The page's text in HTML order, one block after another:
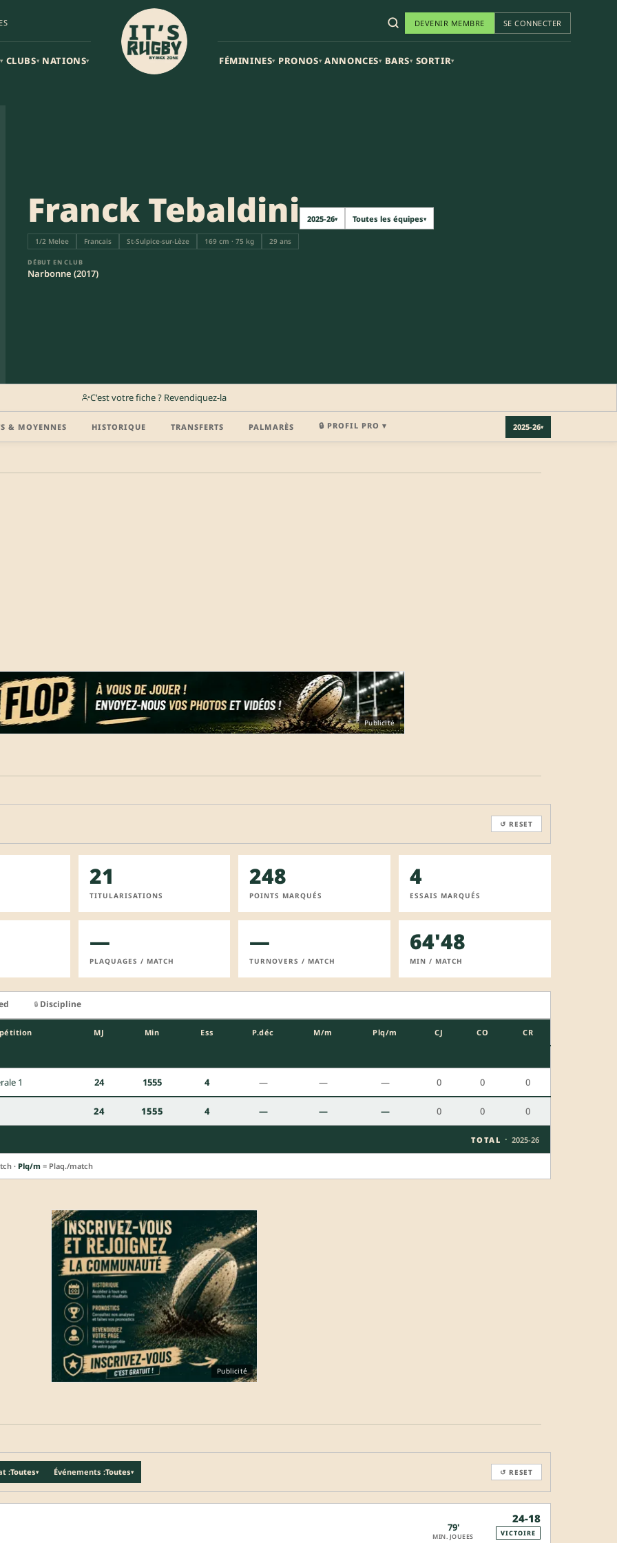
▾ CLUBS▾ NATIONS▾
DEVENIR MEMBRE SE CONNECTER
FÉMININES▾ PRONOS▾ ANNONCES▾ BARS▾ SORTIR▾
Franck Tebaldini 2025-26▾ Toutes les équipes▾
1/2 Melee Francais St-Sulpice-sur-Lèze 169 cm · 75 kg 29 ans
DÉBUT EN CLUB
Narbonne (2017)
C'est votre fiche ? Revendiquez-la
& MOYENNES HISTORIQUE TRANSFERTS PALMARÈS 🔒 PROFIL PRO ▾ 2025-26▾
(disponibilité, agent, vidéo highlight, CV) en créant gratuitement votre compte Club.
Publicité
↺ RESET
21
TITULARISATIONS
248
POINTS MARQUÉS
4
ESSAIS MARQUÉS
—
PLAQUAGES / MATCH
—
TURNOVERS / MATCH
64'48
MIN / MATCH
🔒 Discipline
MJ Min Ess P.déc M/m Plq/m CJ CO CR
1 24 1555 4 — — — 0 0 0
24 1555 4 — — — 0 0 0
TOTAL · 2025-26
·Plq/m = Plaq./match
Publicité
:Toutes▾ Événements :Toutes▾ ↺ RESET
79'
MIN. JOUEES
24-18
VICTOIRE